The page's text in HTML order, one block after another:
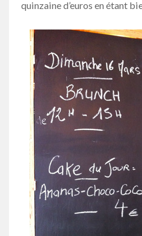
quinzaine d’euros en étant